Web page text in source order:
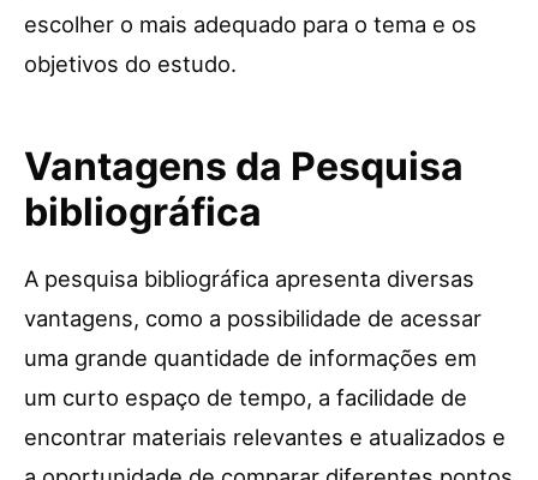
escolher o mais adequado para o tema e os
objetivos do estudo.
Vantagens da Pesquisa
bibliográfica
A pesquisa bibliográfica apresenta diversas
vantagens, como a possibilidade de acessar
uma grande quantidade de informações em
um curto espaço de tempo, a facilidade de
encontrar materiais relevantes e atualizados e